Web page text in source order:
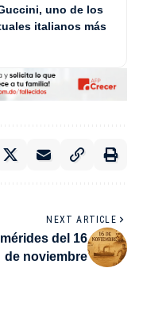
uno de los
italianos más
NEXT ARTICLE
del 16
de noviembre